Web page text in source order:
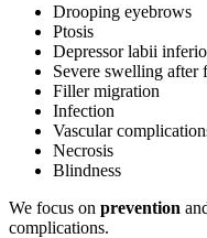
Drooping eyebrows
Ptosis
Depressor labii
Severe swelling after
Filler migration
Infection
Vascular
Necrosis
Blindness
We focus on prevention
complications.